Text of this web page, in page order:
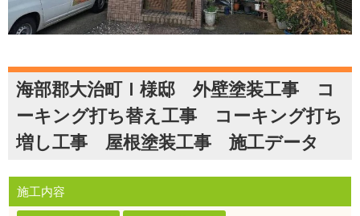
海部郡大治町Ｉ様邸 外壁塗装工事 コ
ーキング打ち替え工事 コーキング打ち
増し工事 屋根塗装工事 施工データ
施工内容